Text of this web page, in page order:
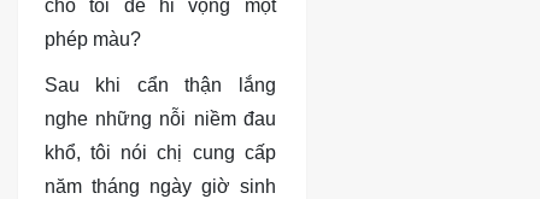
cho tôi để hi vọng một
phép màu?
Sau khi cẩn thận lắng
nghe những nỗi niềm đau
khổ, tôi nói chị cung cấp
năm tháng ngày giờ sinh